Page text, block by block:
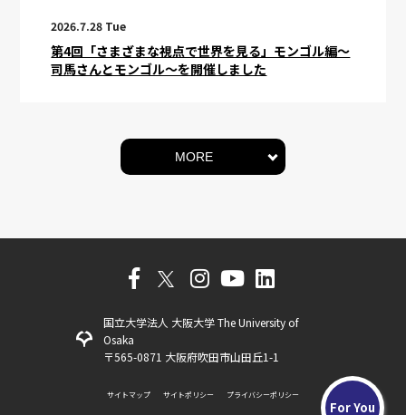
For You
2026.7.28 Tue
第4回「さまざまな視点で世界を見る」モンゴル編～
司馬さんとモンゴル～を開催しました
MORE
国立大学法人 大阪大学 The University of
Osaka
〒565-0871 大阪府吹田市山田丘1-1
サイトマップ サイトポリシー プライバシーポリシー